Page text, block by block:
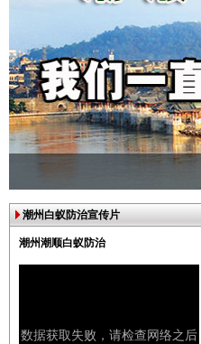
潮州白蚁防治宣传片
潮州潮顺白蚁防治